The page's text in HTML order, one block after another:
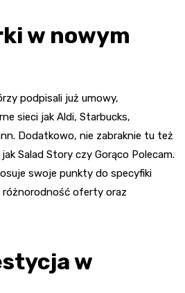
w nowym
podpisali już umowy,
sieci jak Aldi, Starbucks,
Dodatkowo, nie zabraknie tu też
Salad Story czy Gorąco Polecam.
swoje punkty do specyfiki
różnorodność oferty oraz
w